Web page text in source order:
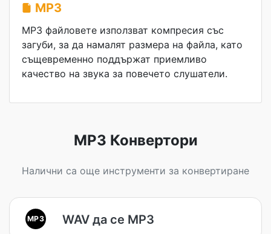
MP3
MP3 файловете използват компресия със
загуби, за да намалят размера на файла, като
същевременно поддържат приемливо
качество на звука за повечето слушатели.
MP3 Конвертори
Налични са още инструменти за конвертиране
MP3 WAV да се MP3